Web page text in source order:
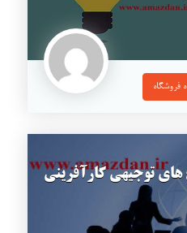
فروشگاه
توجیهی کارآفرینی